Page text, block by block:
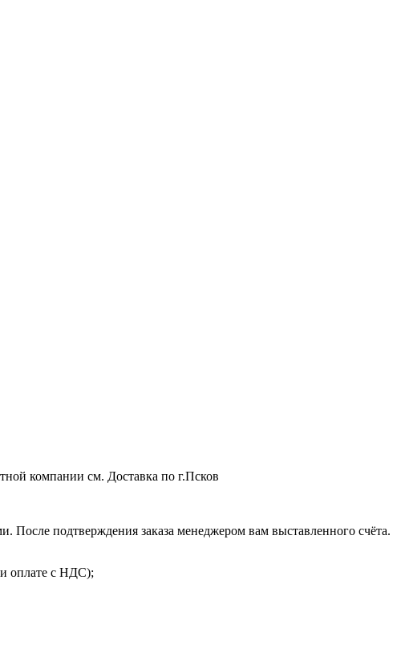
компании см. Доставка по г.Псков
подтверждения заказа менеджером вам выставленного счёта.
оплате с НДС);